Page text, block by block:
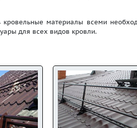
материалы всеми
для всех видов кровли.